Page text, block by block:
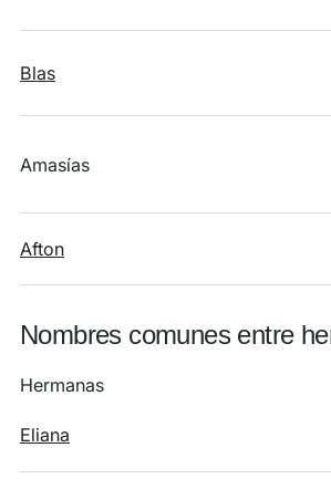
Blas
Amasías
Afton
Nombres comunes entre
Hermanas
Eliana